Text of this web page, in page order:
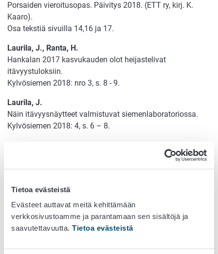
Tietoa evästeistä
Evästeet auttavat meitä kehittämään
verkkosivustoamme ja parantamaan sen sisältöjä ja
saavutettavuutta. Tietoa evästeistä
Porsaiden vieroitusopas. Päivitys 2018. (ETT ry, kirj. K.
Kaaro).
Osa tekstiä sivuilla 14,16 ja 17.
Laurila, J., Ranta, H.
Hankalan 2017 kasvukauden olot heijastelivat
itävyystuloksiin.
Kylvösiemen 2018: nro 3, s. 8 - 9.
Laurila, J.
Näin itävyysnäytteet valmistuvat siemenlaboratoriossa.
Kylvösiemen 2018: 4, s. 6 – 8.
Kylvösiemen 2018: 4, s. 8.
London, L., Laine, T.
Pikkuporsaiden synnynnäistä tärinää aiheuttava virus
todettu ensimmäistä kertaa Suomessa (Ajankohtaista
eläintautitutkimuksesta).